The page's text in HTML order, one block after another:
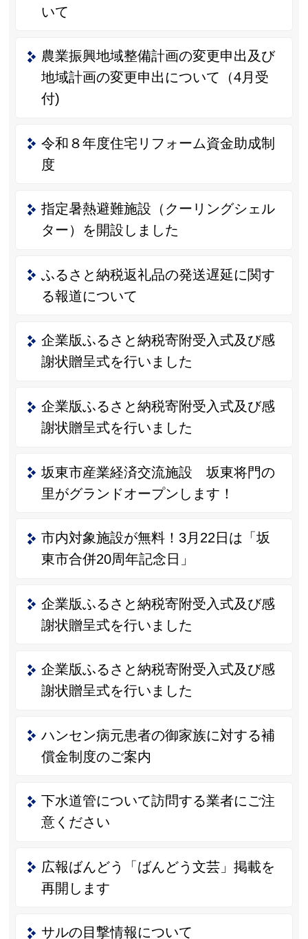
いて
農業振興地域整備計画の変更申出及び
地域計画の変更申出について（4月受
付)
令和８年度住宅リフォーム資金助成制
度
指定暑熱避難施設（クーリングシェル
ター）を開設しました
ふるさと納税返礼品の発送遅延に関す
る報道について
企業版ふるさと納税寄附受入式及び感
謝状贈呈式を行いました
企業版ふるさと納税寄附受入式及び感
謝状贈呈式を行いました
坂東市産業経済交流施設 坂東将門の
里がグランドオープンします！
市内対象施設が無料！3月22日は「坂
東市合併20周年記念日」
企業版ふるさと納税寄附受入式及び感
謝状贈呈式を行いました
企業版ふるさと納税寄附受入式及び感
謝状贈呈式を行いました
ハンセン病元患者の御家族に対する補
償金制度のご案内
下水道管について訪問する業者にご注
意ください
広報ばんどう「ばんどう文芸」掲載を
再開します
サルの目撃情報について